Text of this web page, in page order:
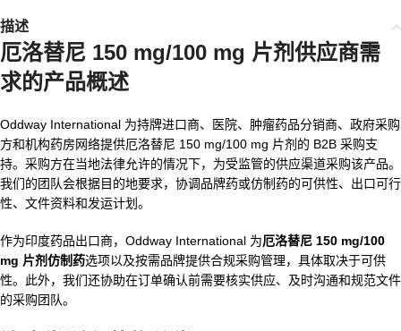
描述
厄洛替尼 150 mg/100 mg 片剂供应商需
求的产品概述
Oddway International 为持牌进口商、医院、肿瘤药品分销商、政府采购
方和机构药房网络提供厄洛替尼 150 mg/100 mg 片剂的 B2B 采购支
持。采购方在当地法律允许的情况下，为受监管的供应渠道采购该产品。
我们的团队会根据目的地要求，协调品牌药或仿制药的可供性、出口可行
性、文件资料和发运计划。
作为印度药品出口商，Oddway International 为厄洛替尼 150 mg/100
mg 片剂仿制药选项以及按需品牌提供合规采购管理，具体取决于可供
性。此外，我们还协助在订单确认前需要核实供应、及时沟通和规范文件
的采购团队。